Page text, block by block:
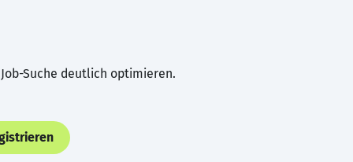
Suche deutlich optimieren.